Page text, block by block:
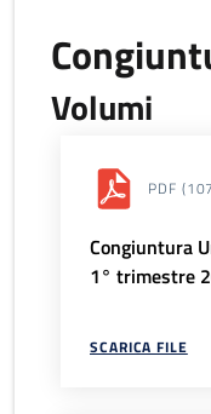
Volumi
PDF
Congiuntura
1° trimestre
SCARICA FILE